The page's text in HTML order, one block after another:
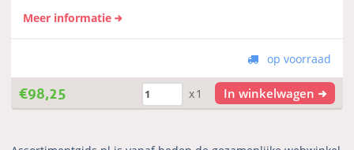
Meer informatie
op voorraad
€98,25 x1 In winkelwagen